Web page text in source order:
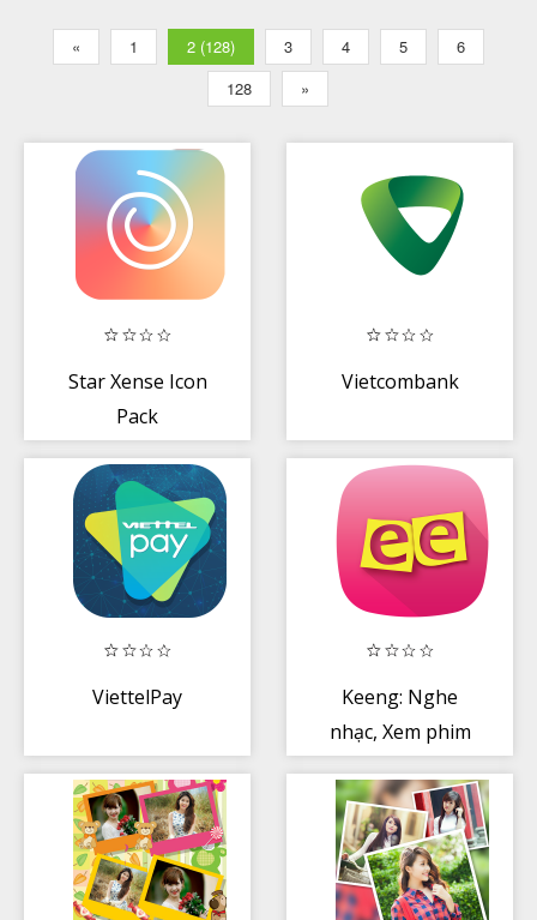
« 1 2 (128) 3 4 5
6
128
»
Star Xense Icon
Pack
Vietcombank
ViettelPay
Keeng: Nghe
nhạc, Xem phim